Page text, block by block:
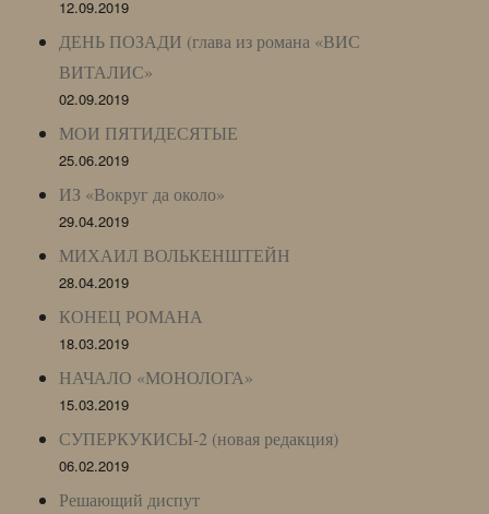
12.09.2019
ДЕНЬ ПОЗАДИ (глава из романа «ВИС
ВИТАЛИС»
02.09.2019
МОИ ПЯТИДЕСЯТЫЕ
25.06.2019
ИЗ «Вокруг да около»
29.04.2019
МИХАИЛ ВОЛЬКЕНШТЕЙН
28.04.2019
КОНЕЦ РОМАНА
18.03.2019
НАЧАЛО «МОНОЛОГА»
15.03.2019
СУПЕРКУКИСЫ-2 (новая редакция)
06.02.2019
Решающий диспут